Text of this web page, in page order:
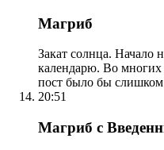
Магриб
Закат солнца. Начало
календарю. Во многих
пост было бы слишком
20:51
Магриб с